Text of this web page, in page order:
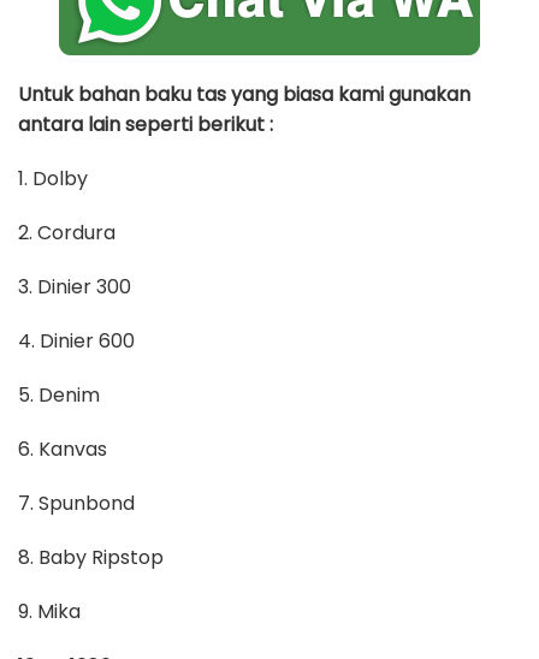
Untuk bahan baku tas yang biasa kami gunakan
antara lain seperti berikut :
1. Dolby
2. Cordura
3. Dinier 300
4. Dinier 600
5. Denim
6. Kanvas
7. Spunbond
8. Baby Ripstop
9. Mika